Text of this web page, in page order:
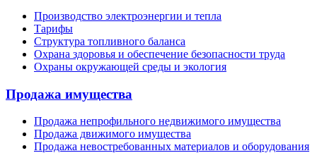
Производство электроэнергии и тепла
Тарифы
Структура топливного баланса
Охрана здоровья и обеспечение безопасности труда
Охраны окружающей среды и экология
Продажа имущества
Продажа непрофильного недвижимого имущества
Продажа движимого имущества
Продажа невостребованных материалов и оборудования